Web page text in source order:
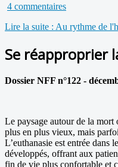
4 commentaires
Lire la suite : Au rythme de
Se réapproprier
Dossier NFF n°122 -
Le paysage autour de la
plus en plus vieux, mais
L’euthanasie est entrée dans
développés, offrant aux
fin de vie plus confortable et